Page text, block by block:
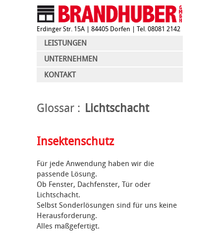
LEISTUNGEN
UNTERNEHMEN
KONTAKT
Glossar Lichtschacht
Insektenschutz
Für jede Anwendung haben wir die
passende Lösung.
Ob Fenster, Dachfenster, Tür oder
Lichtschacht.
Selbst Sonderlösungen sind für uns keine
Herausforderung.
Alles maßgefertigt.
Erdinger Str. 15A | 84405 Dorfen | Tel. 08081 2142